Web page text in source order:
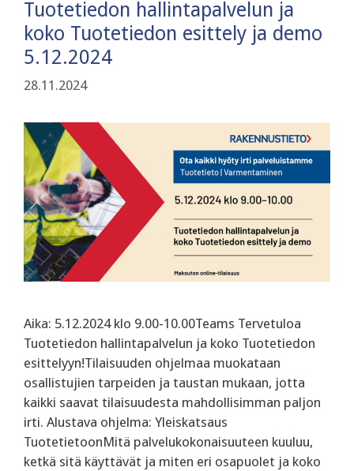
Tuotetiedon hallintapalvelun ja
koko Tuotetiedon esittely ja demo
5.12.2024
28.11.2024
Aika: 5.12.2024 klo 9.00-10.00Teams Tervetuloa
Tuotetiedon hallintapalvelun ja koko Tuotetiedon
esittelyyn!Tilaisuuden ohjelmaa muokataan
osallistujien tarpeiden ja taustan mukaan, jotta
kaikki saavat tilaisuudesta mahdollisimman paljon
irti. Alustava ohjelma: ‍Yleiskatsaus
TuotetietoonMitä palvelukokonaisuuteen kuuluu,
ketkä sitä käyttävät ja miten eri osapuolet ja koko